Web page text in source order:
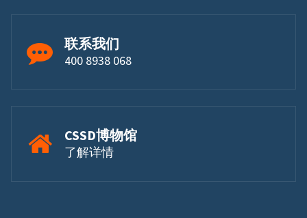
联系我们
400 8938 068
CSSD博物馆
了解详情